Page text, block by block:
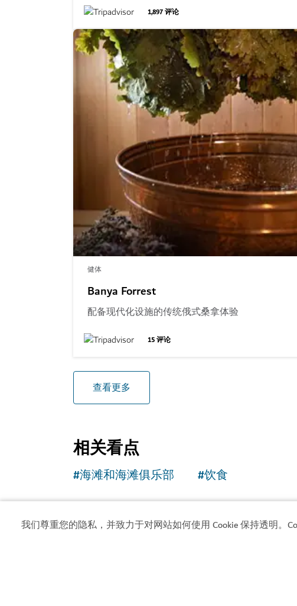
我们尊重您的隐私，并致力于对网站如何使用 Cookie 保持透明。
1,897评论
健体
Banya Forrest
配备现代化设施的传统俄式桑拿体验
15评论
查看更多
相关看点
#海滩和海滩俱乐部 #饮食
迪拜天气